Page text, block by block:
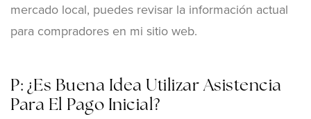
mercado local, puedes revisar la información actual
para compradores en mi sitio web.
P: ¿Es Buena Idea Utilizar Asistencia
Para El Pago Inicial?